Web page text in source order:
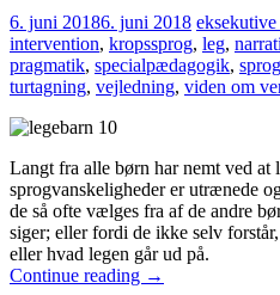
6. juni 20186. juni 2018
intervention, kropssprog, leg,
pragmatik, specialpædagogik, sprog
turtagning, vejledning, viden om
Langt fra alle børn har nemt ved at
sprogvanskeligheder er utrænede
de så ofte vælges fra af de andre
siger; eller fordi de ikke selv
eller hvad legen går ud på.
Continue reading →